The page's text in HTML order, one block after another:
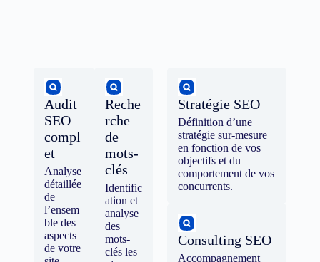
Audit
SEO
compl
et
Analyse
détaillée
de
l’ensem
ble des
aspects
de votre
Reche
rche
de
mots-
clés
Identific
ation et
analyse
des
mots-
clés les
Stratégie SEO
Définition d’une
stratégie sur-mesure
en fonction de vos
objectifs et du
comportement de vos
concurrents.
Consulting SEO
Accompagnement